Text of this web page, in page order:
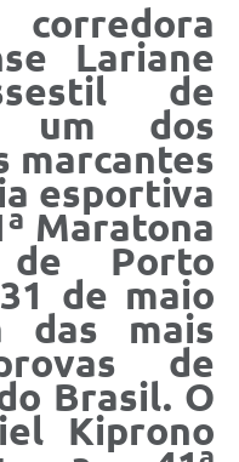
Lariane
de
um dos
marcantes
esportiva
Maratona
de Porto
de maio
das mais
de
Brasil. O
Kiprono